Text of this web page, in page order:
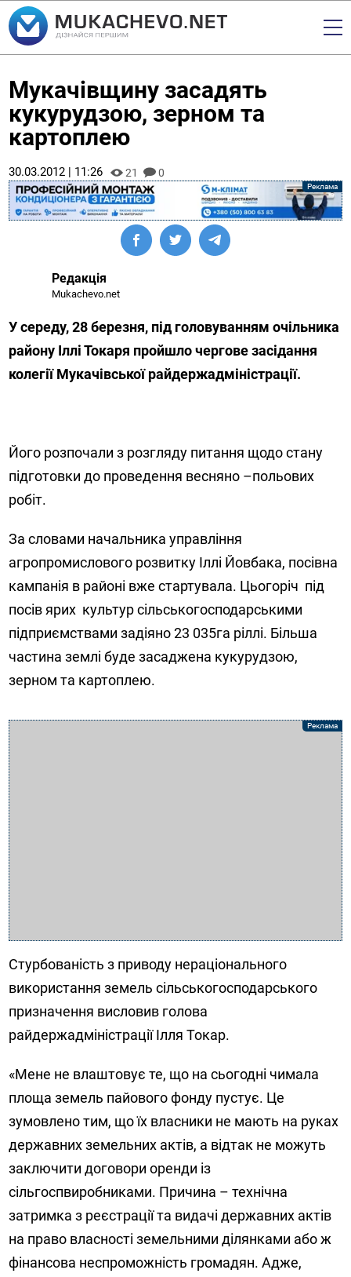
Мукачівщину засадять
кукурудзою, зерном та
картоплею
30.03.2012 | 11:26 21 0
Редакція
Mukachevo.net
У середу, 28 березня, під головуванням очільника
району Іллі Токаря пройшло чергове засідання
колегії Мукачівської райдержадміністрації.
Його розпочали з розгляду питання щодо стану
підготовки до проведення весняно –польових
робіт.
За словами начальника управління
агропромислового розвитку Іллі Йовбака, посівна
кампанія в районі вже стартувала. Цьогоріч під
посів ярих культур сільськогосподарськими
підприємствами задіяно 23 035га ріллі. Більша
частина землі буде засаджена кукурудзою,
зерном та картоплею.
Стурбованість з приводу нераціонального
використання земель сільськогосподарського
призначення висловив голова
райдержадміністрації Ілля Токар.
«Мене не влаштовує те, що на сьогодні чимала
площа земель пайового фонду пустує. Це
зумовлено тим, що їх власники не мають на руках
державних земельних актів, а відтак не можуть
заключити договори оренди із
сільгоспвиробниками. Причина – технічна
затримка з реєстрації та видачі державних актів
на право власності земельними ділянками або ж
фінансова неспроможність громадян. Адже,